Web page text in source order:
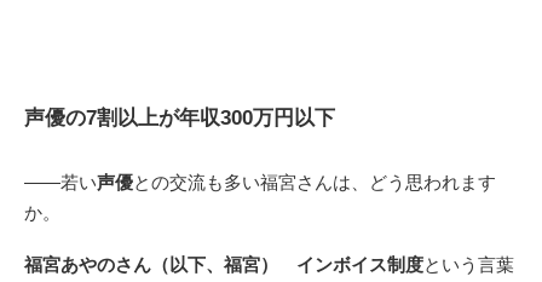
声優の7割以上が年収300万円以下
――若い声優との交流も多い福宮さんは、どう思われます
か。
福宮あやのさん（以下、福宮） インボイス制度という言葉